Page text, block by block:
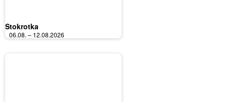
Stokrotka
06.08. – 12.08.2026